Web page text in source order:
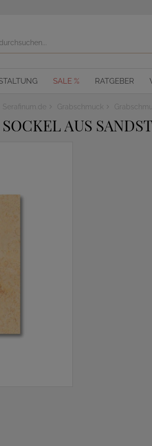
SALE % RATGEBER
Serafinum.de Grabschmuck
AUS